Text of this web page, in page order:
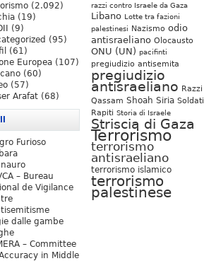
razzi contro Israele da Gaza
Libano Lotte tra fazioni
palestinesi Nazismo odio
antisraeliano Olocausto
ONU (UN) pacifinti
pregiudizio antisemita
pregiudizio
antisraeliano Razzi
Qassam Shoah Siria Soldati
Rapiti Storia di Israele
Striscia di Gaza
Terrorismo
terrorismo
antisraeliano
terrorismo islamico
terrorismo
palestinese
(2.092)
(19)
(9)
(95)
(61)
Europea (107)
(60)
(57)
Arafat (68)
Furioso
– Bureau
de Vigilance
dalle gambe
– Committee
in Middle